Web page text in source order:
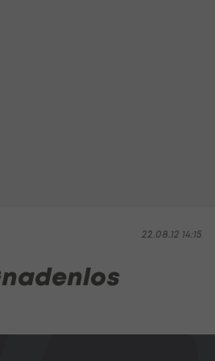
22.08.12 14:15